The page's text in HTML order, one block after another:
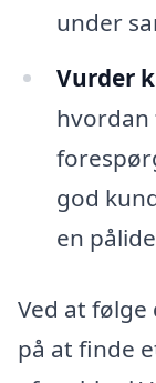
under
Vurder
god
en
Ved at
på at finde